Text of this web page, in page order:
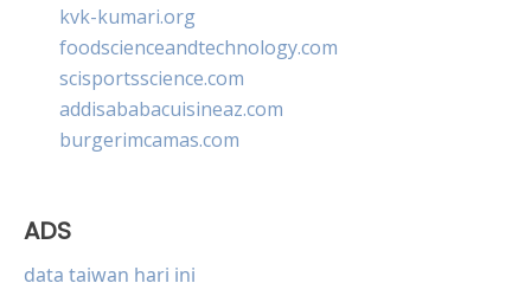
kvk-kumari.org
foodscienceandtechnology.com
scisportsscience.com
addisababacuisineaz.com
burgerimcamas.com
ADS
data taiwan hari ini